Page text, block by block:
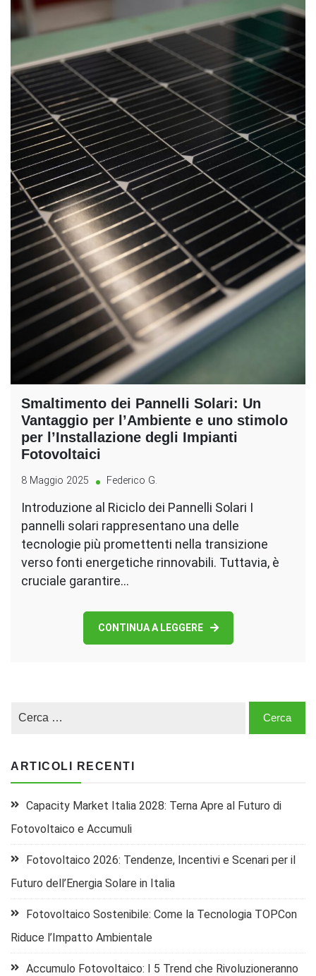
Smaltimento dei Pannelli Solari: Un
Vantaggio per l’Ambiente e uno stimolo
per l’Installazione degli Impianti
Fotovoltaici
8 Maggio 2025 Federico G.
Introduzione al Riciclo dei Pannelli Solari I
pannelli solari rappresentano una delle
tecnologie più promettenti nella transizione
verso fonti energetiche rinnovabili. Tuttavia, è
cruciale garantire…
CONTINUA A LEGGERE
ARTICOLI RECENTI
Capacity Market Italia 2028: Terna Apre al Futuro di
Fotovoltaico e Accumuli
Fotovoltaico 2026: Tendenze, Incentivi e Scenari per il
Futuro dell’Energia Solare in Italia
Fotovoltaico Sostenibile: Come la Tecnologia TOPCon
Riduce l’Impatto Ambientale
Accumulo Fotovoltaico: I 5 Trend che Rivoluzioneranno